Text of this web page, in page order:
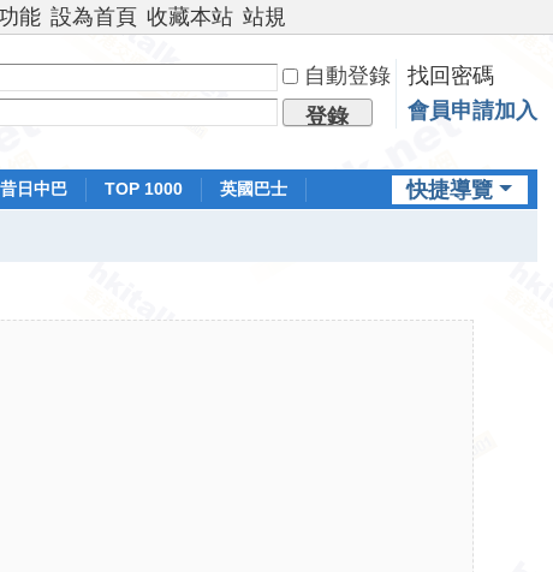
能 設為首頁 收藏本站 站規
自動登錄
找回密碼
登錄 會員申請加入
快捷導覽
昔日中巴 TOP 1000
英國巴士